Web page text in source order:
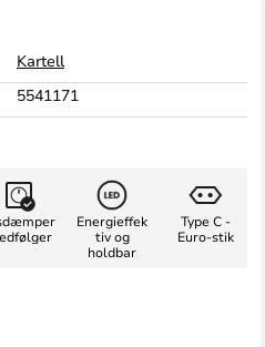
Kartell
5541171
Energieffek
tiv og
holdbar
Type C -
Euro-stik